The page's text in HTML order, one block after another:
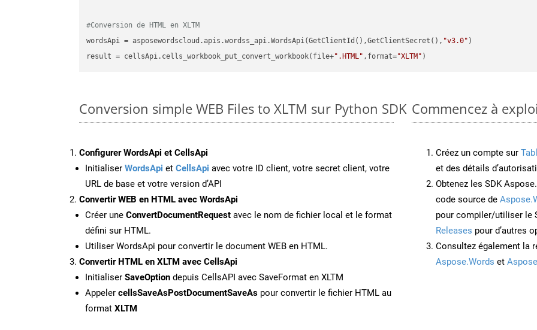
#Conversion de HTML en XLTM
wordsApi = asposewordscloud.apis.wordss_api.WordsApi(GetClientId(),GetClientSecret(), "v3.0" )
result = cellsApi.cells_workbook_put_convert_workbook(file+".HTML" ,format="XLTM"
Conversion simple WEB Files to XLTM sur Python SDK
Configurer WordsApi et CellsApi
Initialiser WordsApi et CellsApi avec votre ID client, votre secret client, votre
URL de base et votre version d’API
Convertir WEB en HTML avec WordsApi
Créer une ConvertDocumentRequest avec le nom de fichier local et le format
défini sur HTML.
Utiliser WordsApi pour convertir le document WEB en HTML.
Convertir HTML en XLTM avec CellsApi
Initialiser SaveOption depuis CellsAPI avec SaveFormat en XLTM
Appeler cellsSaveAsPostDocumentSaveAs pour convertir le fichier HTML au
format XLTM
Commencez à
Créez un compte sur
et des détails
Obtenez les SDK
code source de
pour compiler/utiliser le
Releases pour d’autres
Consultez également la
Aspose.Words et